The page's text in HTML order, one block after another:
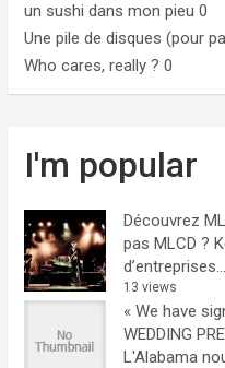
un sushi dans mon pieu 0
Une pile de disques (pour
Who cares, really ? 0
I'm popular
Découvrez
pas MLCD ?
13 views
« We have
WEDDING
L'Alabama